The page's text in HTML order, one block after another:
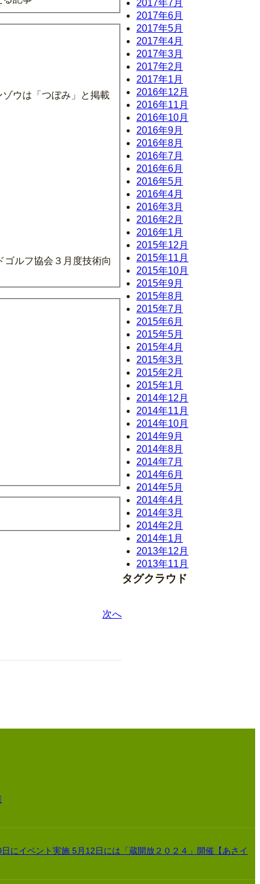
ウは「つぼみ」と掲載
ルフ協会３月度技術向
次へ
2017年7月
2017年6月
2017年5月
2017年4月
2017年3月
2017年2月
2017年1月
2016年12月
2016年11月
2016年10月
2016年9月
2016年8月
2016年7月
2016年6月
2016年5月
2016年4月
2016年3月
2016年2月
2016年1月
2015年12月
2015年11月
2015年10月
2015年9月
2015年8月
2015年7月
2015年6月
2015年5月
2015年4月
2015年3月
2015年2月
2015年1月
2014年12月
2014年11月
2014年10月
2014年9月
2014年8月
2014年7月
2014年6月
2014年5月
2014年4月
2014年3月
2014年2月
2014年1月
2013年12月
2013年11月
タグクラウド
日にイベント実施 5月12日には「蔵開放２０２４」開催【あさイ